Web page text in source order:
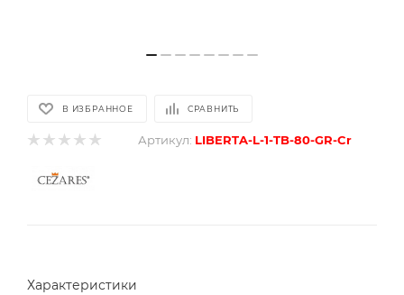
В ИЗБРАННОЕ СРАВНИТЬ
Артикул: LIBERTA-L-1-TB-80-GR-Cr
Характеристики